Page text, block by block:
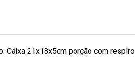
Caixa 21x18x5cm porção com respiro